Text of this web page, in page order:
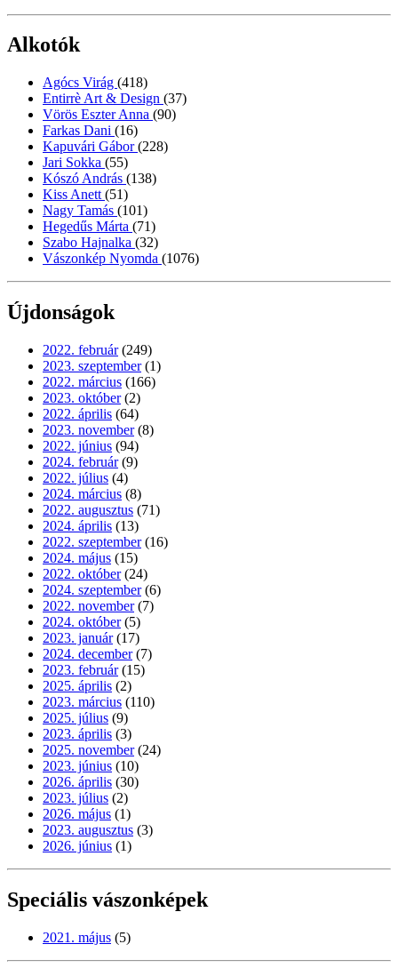
Alkotók
Agócs Virág (418)
Entirrè Art & Design (37)
Vörös Eszter Anna (90)
Farkas Dani (16)
Kapuvári Gábor(228)
Jari Sokka (55)
Kószó András (138)
Kiss Anett (51)
Nagy Tamás (101)
Hegedűs Márta (71)
Szabo Hajnalka (32)
Vászonkép Nyomda (1076)
Újdonságok
2022. február (249)
2023. szeptember (1)
2022. március (166)
2023. október (2)
2022. április (64)
2023. november (8)
2022. június (94)
2024. február (9)
2022. július (4)
2024. március (8)
2022. augusztus (71)
2024. április (13)
2022. szeptember (16)
2024. május (15)
2022. október (24)
2024. szeptember (6)
2022. november (7)
2024. október (5)
2023. január (17)
2024. december (7)
2023. február (15)
2025. április (2)
2023. március (110)
2025. július (9)
2023. április (3)
2025. november (24)
2023. június (10)
2026. április (30)
2023. július (2)
2026. május (1)
2023. augusztus (3)
2026. június (1)
Speciális vászonképek
2021. május (5)